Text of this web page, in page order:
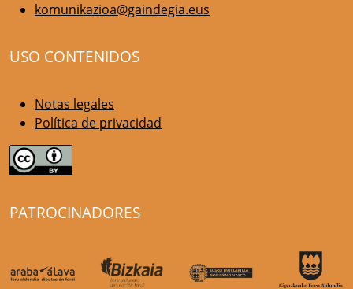
komunikazioa@gaindegia.eus
USO CONTENIDOS
Notas legales
Política de privacidad
PATROCINADORES